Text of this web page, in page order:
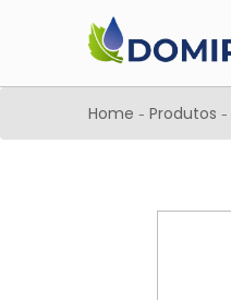
Home - Produtos -